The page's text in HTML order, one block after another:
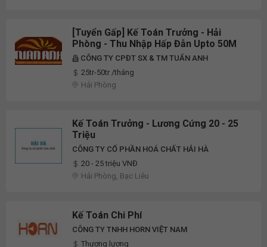
[Tuyển Gấp] Kế Toán Trưởng - Hải
Phòng - Thu Nhập Hấp Đẫn Upto 50M
CÔNG TY CPĐT SX & TM TUẤN ANH
25tr-50tr /tháng
Hải Phòng
Kế Toán Trưởng - Lương Cứng 20 - 25
Triệu
CÔNG TY CỔ PHẦN HOÁ CHẤT HẢI HÀ
20 - 25 triệu VNĐ
Hải Phòng, Bạc Liêu
Kế Toán Chi Phí
CÔNG TY TNHH HORN VIỆT NAM
Thương lượng